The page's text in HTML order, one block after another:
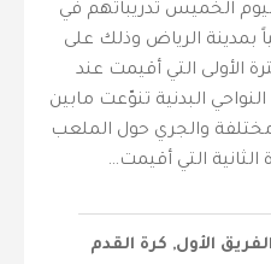
الخميس تدريباتهم في
بمدينة الرياض وذلك على
الأولى التي أقيمت عند
البدنية تنوّعت مابين
والجري حول الملعب
التي أقيمت…
الفريق الأول, كرة القدم